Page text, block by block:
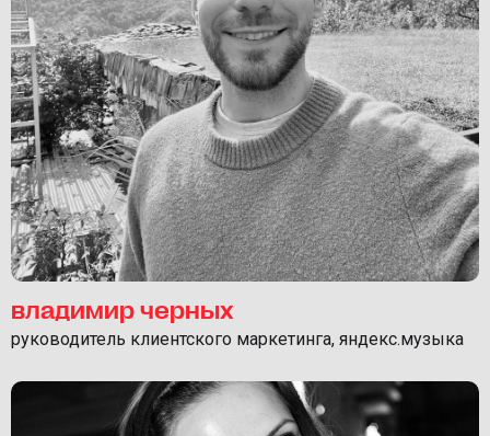
владимир черных
руководитель клиентского маркетинга, яндекс.музыка